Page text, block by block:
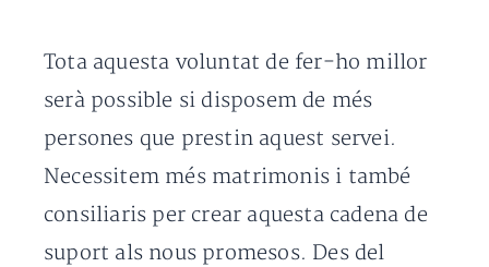
Tota aquesta voluntat de fer-ho millor
serà possible si disposem de més
persones que prestin aquest servei.
Necessitem més matrimonis i també
consiliaris per crear aquesta cadena de
suport als nous promesos. Des del